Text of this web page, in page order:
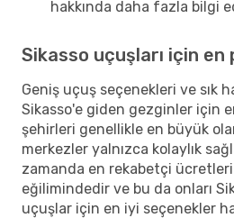
hakkında daha fazla bilgi
Sikasso uçuşları için
Geniş uçuş seçenekleri ve sık
Sikasso'e giden gezginler için
şehirleri genellikle en büyük
merkezler yalnızca kolaylık
zamanda en rekabetçi
eğilimindedir ve bu da onları
uçuşlar için en iyi seçenekler